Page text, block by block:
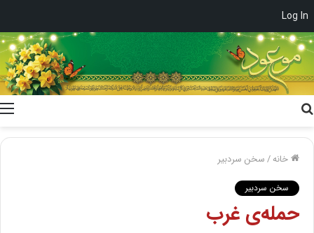
Log In
خانه/سخن سردبیر
سخن سردبیر
حمله‌ی غرب